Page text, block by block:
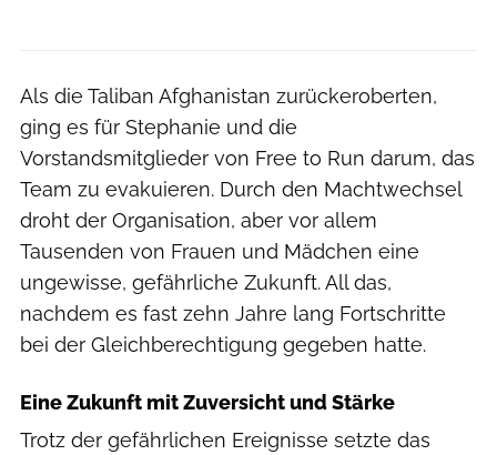
Als die Taliban Afghanistan zurückeroberten,
ging es für Stephanie und die
Vorstandsmitglieder von Free to Run darum, das
Team zu evakuieren. Durch den Machtwechsel
droht der Organisation, aber vor allem
Tausenden von Frauen und Mädchen eine
ungewisse, gefährliche Zukunft. All das,
nachdem es fast zehn Jahre lang Fortschritte
bei der Gleichberechtigung gegeben hatte.
Eine Zukunft mit Zuversicht und Stärke
Trotz der gefährlichen Ereignisse setzte das